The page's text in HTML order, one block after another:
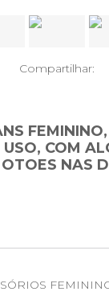
Compartilhar:
COM
OTOES NAS